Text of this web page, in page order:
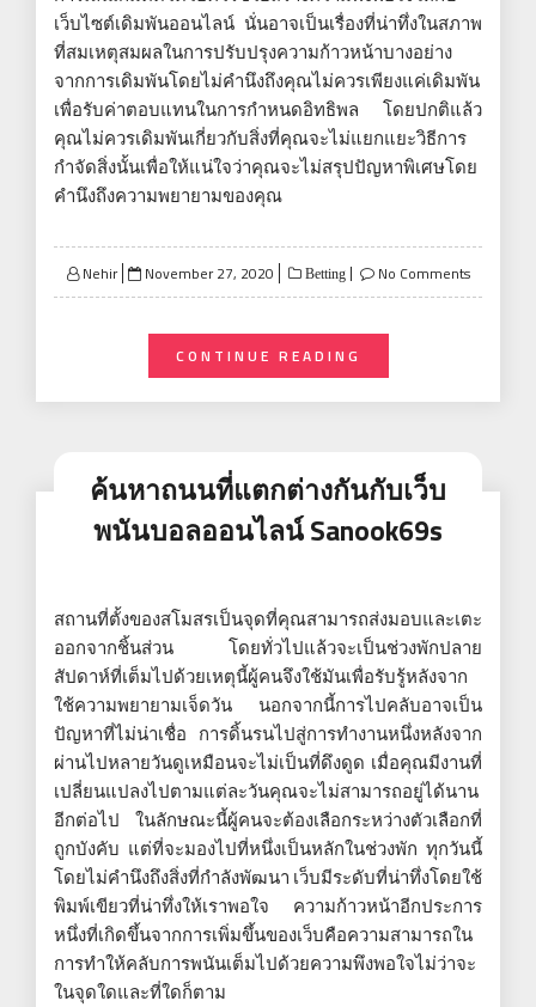
เว็บไซต์เดิมพันออนไลน์ นั่นอาจเป็นเรื่องที่น่าทึ่งในสภาพ
ที่สมเหตุสมผลในการปรับปรุงความก้าวหน้าบางอย่าง
จากการเดิมพันโดยไม่คำนึงถึงคุณไม่ควรเพียงแค่เดิมพัน
เพื่อรับค่าตอบแทนในการกำหนดอิทธิพล โดยปกติแล้ว
คุณไม่ควรเดิมพันเกี่ยวกับสิ่งที่คุณจะไม่แยกแยะวิธีการ
กำจัดสิ่งนั้นเพื่อให้แน่ใจว่าคุณจะไม่สรุปปัญหาพิเศษโดย
คำนึงถึงความพยายามของคุณ
Nehir
Posted
on
November 27, 2020 Betting No Comments
CONTINUE READING
ค้นหาถนนที่แตกต่างกันกับเว็บ
พนันบอลออนไลน์ Sanook69s
สถานที่ตั้งของสโมสรเป็นจุดที่คุณสามารถส่งมอบและเตะ
ออกจากชิ้นส่วน โดยทั่วไปแล้วจะเป็นช่วงพักปลาย
สัปดาห์ที่เต็มไปด้วยเหตุนี้ผู้คนจึงใช้มันเพื่อรับรู้หลังจาก
ใช้ความพยายามเจ็ดวัน นอกจากนี้การไปคลับอาจเป็น
ปัญหาที่ไม่น่าเชื่อ การดิ้นรนไปสู่การทำงานหนึ่งหลังจาก
ผ่านไปหลายวันดูเหมือนจะไม่เป็นที่ดึงดูด เมื่อคุณมีงานที่
เปลี่ยนแปลงไปตามแต่ละวันคุณจะไม่สามารถอยู่ได้นาน
อีกต่อไป ในลักษณะนี้ผู้คนจะต้องเลือกระหว่างตัวเลือกที่
ถูกบังคับ แต่ที่จะมองไปที่หนึ่งเป็นหลักในช่วงพัก ทุกวันนี้
โดยไม่คำนึงถึงสิ่งที่กำลังพัฒนา เว็บมีระดับที่น่าทึ่งโดยใช้
พิมพ์เขียวที่น่าทึ่งให้เราพอใจ ความก้าวหน้าอีกประการ
หนึ่งที่เกิดขึ้นจากการเพิ่มขึ้นของเว็บคือความสามารถใน
การทำให้คลับการพนันเต็มไปด้วยความพึงพอใจไม่ว่าจะ
ในจุดใดและที่ใดก็ตาม